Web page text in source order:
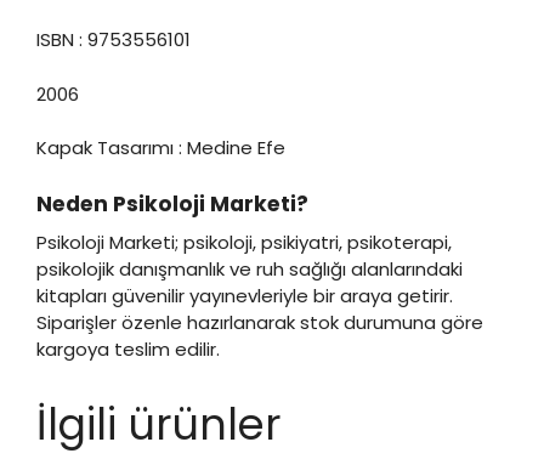
ISBN : 9753556101
2006
Kapak Tasarımı : Medine Efe
Neden Psikoloji Marketi?
Psikoloji Marketi; psikoloji, psikiyatri, psikoterapi,
psikolojik danışmanlık ve ruh sağlığı alanlarındaki
kitapları güvenilir yayınevleriyle bir araya getirir.
Siparişler özenle hazırlanarak stok durumuna göre
kargoya teslim edilir.
İlgili ürünler